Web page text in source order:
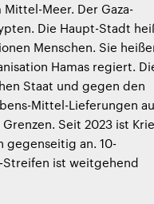
Meer. Der Gaza-
Die Haupt-Stadt
Menschen. Sie
Hamas regiert.
Staat und gegen den
Mittel-Lieferungen
Seit 2023 ist
gegenseitig an. 10-
Streifen ist weitgehend